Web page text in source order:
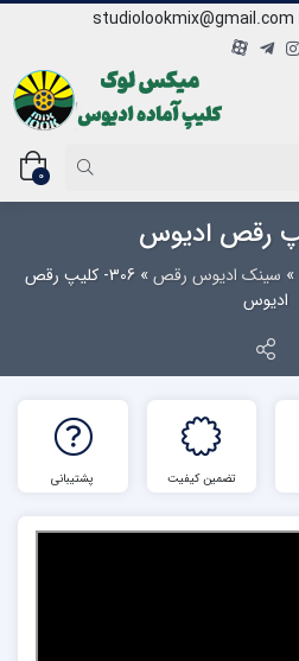
studiolookmix@gmail.com
0
» سینک ادیوس رقص»
306- کلیپ رقص
ادیوس
تضمین کیفیت پشتیبانی